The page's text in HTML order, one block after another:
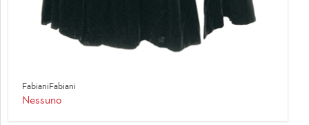
FabianiFabiani
Nessuno